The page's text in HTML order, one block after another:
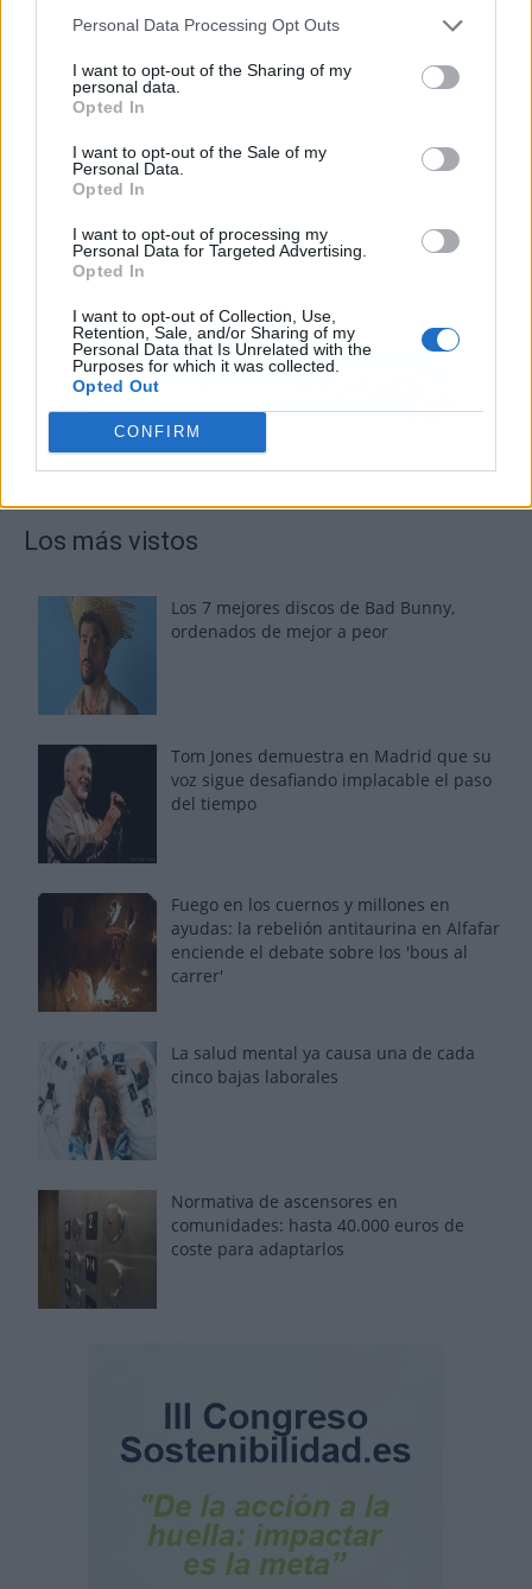
Personal Data Processing Opt Outs
I want to opt-out of the Sharing of my
personal data.
Opted In
I want to opt-out of the Sale of my
Personal Data.
Opted In
I want to opt-out of processing my
Personal Data for Targeted Advertising.
Opted In
I want to opt-out of Collection, Use,
Retention, Sale, and/or Sharing of my
Personal Data that Is Unrelated with the
Purposes for which it was collected.
Opted Out
CONFIRM
Los más vistos
Los 7 mejores discos de Bad Bunny,
ordenados de mejor a peor
Tom Jones demuestra en Madrid que su
voz sigue desafiando implacable el paso
del tiempo
Fuego en los cuernos y millones en
ayudas: la rebelión antitaurina en Alfafar
enciende el debate sobre los 'bous al
carrer'
La salud mental ya causa una de cada
cinco bajas laborales
Normativa de ascensores en
comunidades: hasta 40.000 euros de
coste para adaptarlos